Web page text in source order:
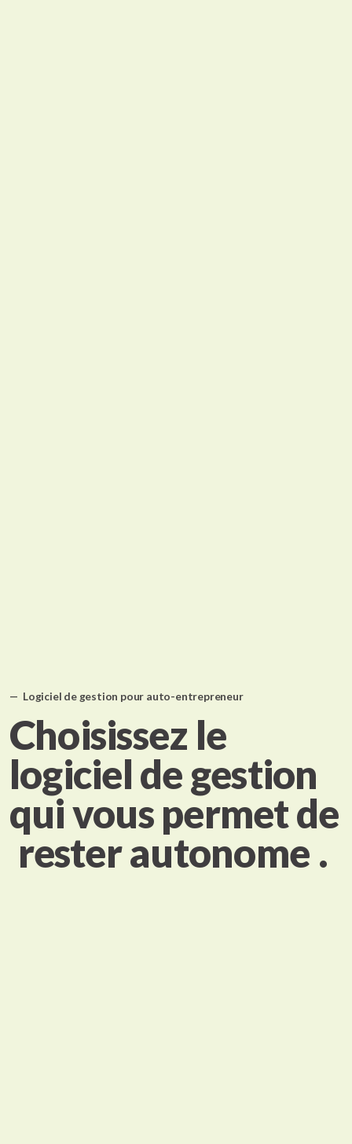
Logiciel de gestion pour auto-entrepreneur
Choisissez le
logiciel de gestion
qui vous permet de
rester autonome .